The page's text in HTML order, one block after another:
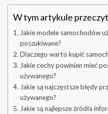
W tym artykule
Jakie modele samochodów
poszukiwane?
Dlaczego warto kupić
Jakie cechy powinien mieć
używanego?
Jakie są najczęstsze błędy
używanego?
Jakie są najlepsze źródła